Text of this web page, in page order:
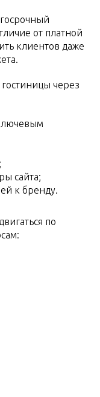
от платной
клиентов даже
через
сайта;
к бренду.
по